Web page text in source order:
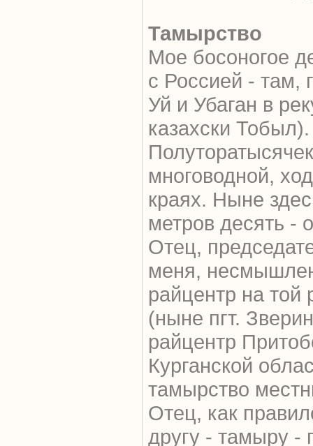
Тамырство
Мое босоногое
с Россией - там,
Уй и Убаган в
казахски Тобыл).
многоводной,
краях. Ныне
метров десять -
Отец,
меня,
райцентр на той
(ныне пгт.
райцентр
Курганской
тамырство
Отец, как
другу - тамыру -